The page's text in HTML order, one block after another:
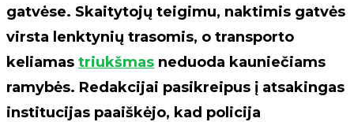
gatvėse. Skaitytojų teigimu, naktimis gatvės
virsta lenktynių trasomis, o transporto
keliamas triukšmas neduoda kauniečiams
ramybės. Redakcijai pasikreipus į atsakingas
institucijas paaiškėjo, kad policija